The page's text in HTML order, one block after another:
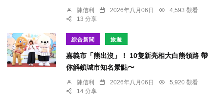
陳信利 2026年八月06日
4,593 觀看
13 分享
綜合新聞 旅遊
嘉義市「熊出沒」！ 10隻新亮相大白熊領路 帶
你解鎖城市知名景點〜
陳信利 2026年八月06日
5,920 觀看
14 分享